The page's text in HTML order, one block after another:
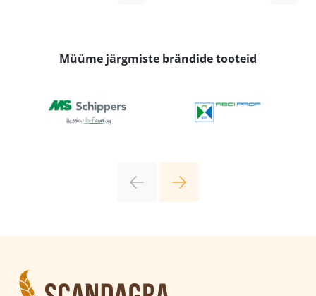
Müüme järgmiste brändide tooteid